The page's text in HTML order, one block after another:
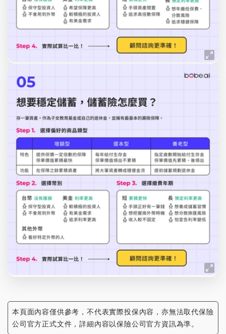
本頁面內容僅供參考，不代表實際投保內容，亦無法取代保險
公司官方正式文件，詳細內容以保險公司官方資訊為準。